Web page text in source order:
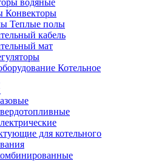
водяные
Конвекторы
Теплые полы
кабель
мат
Котельное
для котельного